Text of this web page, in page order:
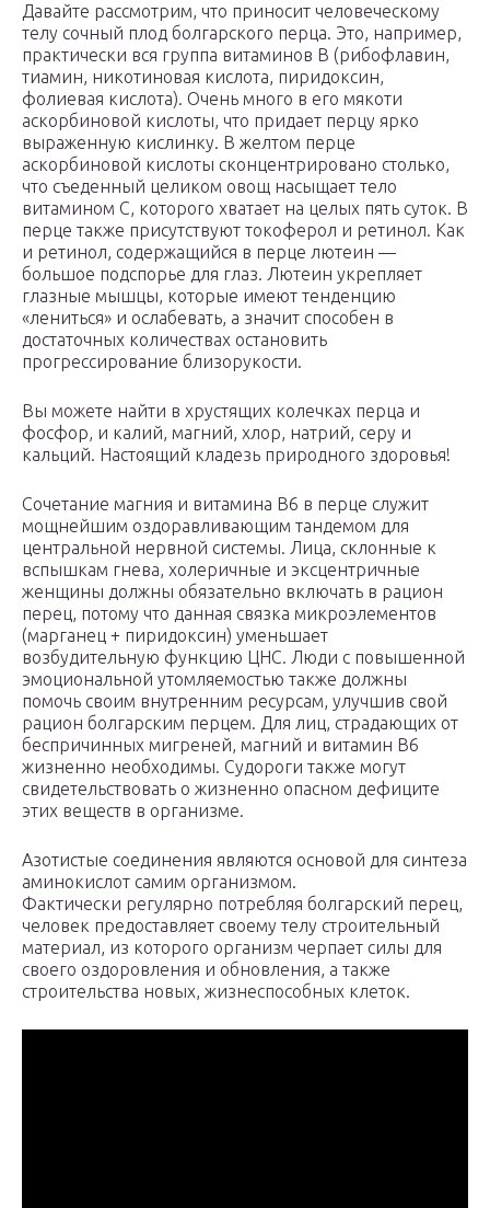
Давайте рассмотрим, что приносит человеческому
телу сочный плод болгарского перца. Это, например,
практически вся группа витаминов В (рибофлавин,
тиамин, никотиновая кислота, пиридоксин,
фолиевая кислота). Очень много в его мякоти
аскорбиновой кислоты, что придает перцу ярко
выраженную кислинку. В желтом перце
аскорбиновой кислоты сконцентрировано столько,
что съеденный целиком овощ насыщает тело
витамином С, которого хватает на целых пять суток. В
перце также присутствуют токоферол и ретинол. Как
и ретинол, содержащийся в перце лютеин —
большое подспорье для глаз. Лютеин укрепляет
глазные мышцы, которые имеют тенденцию
«лениться» и ослабевать, а значит способен в
достаточных количествах остановить
прогрессирование близорукости.
Вы можете найти в хрустящих колечках перца и
фосфор, и калий, магний, хлор, натрий, серу и
кальций. Настоящий кладезь природного здоровья!
Сочетание магния и витамина В6 в перце служит
мощнейшим оздоравливающим тандемом для
центральной нервной системы. Лица, склонные к
вспышкам гнева, холеричные и эксцентричные
женщины должны обязательно включать в рацион
перец, потому что данная связка микроэлементов
(марганец + пиридоксин) уменьшает
возбудительную функцию ЦНС. Люди с повышенной
эмоциональной утомляемостью также должны
помочь своим внутренним ресурсам, улучшив свой
рацион болгарским перцем. Для лиц, страдающих от
беспричинных мигреней, магний и витамин В6
жизненно необходимы. Судороги также могут
свидетельствовать о жизненно опасном дефиците
этих веществ в организме.
Азотистые соединения являются основой для синтеза
аминокислот самим организмом.
Фактически регулярно потребляя болгарский перец,
человек предоставляет своему телу строительный
материал, из которого организм черпает силы для
своего оздоровления и обновления, а также
строительства новых, жизнеспособных клеток.